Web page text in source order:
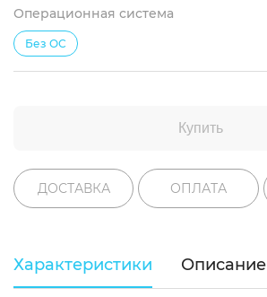
Операционная система
Без ОС
Купить
ДОСТАВКА ОПЛАТА
Характеристики Описание